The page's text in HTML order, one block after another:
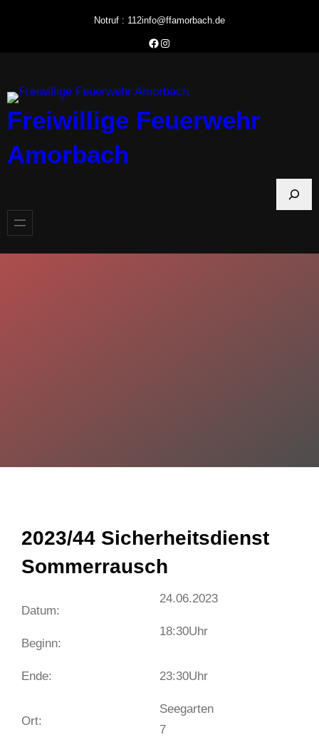
Notruf : 112info@ffamorbach.de
Facebook Feuerwehr Amorbach
Instagram Feuerwehr Amorbach
Freiwillige Feuerwehr
Amorbach
h
2023/44 Sicherheitsdienst
Sommerrausch
Datum:
Beginn:
Ende:
24.06.2023
18:30Uhr
23:30Uhr
Ort:
Seegarten
7